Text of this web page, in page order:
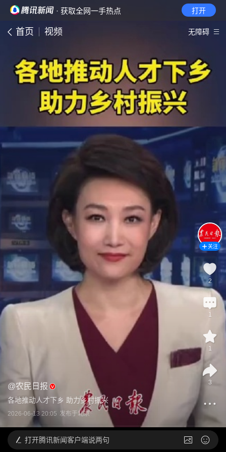
· 获取全网一手热点 打开
首页 视频 无障碍
@农民日报
各地推动人才下乡 助力乡村振兴
2026-06-13 20:05 发布于北京
关注
2
1
1
3
打开腾讯新闻客户端说两句